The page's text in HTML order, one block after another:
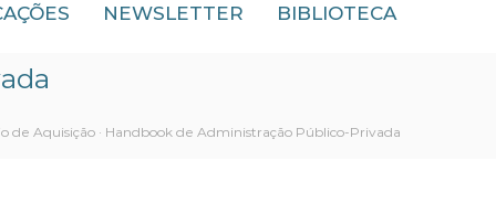
NEWSLETTER BIBLIOTECA
de Aquisição · Handbook de Administração Público-Privada